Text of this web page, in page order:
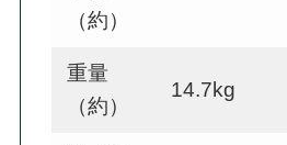
（約）
重量
（約）
14.7kg